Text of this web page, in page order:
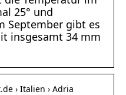
25° und
September gibt es
insgesamt 34 mm
› Italien › Adria